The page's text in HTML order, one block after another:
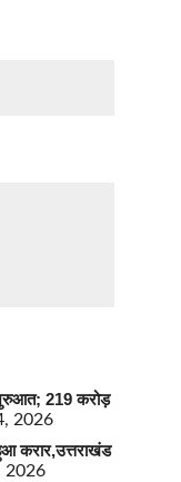
219 करोड़
2026
करार,उत्तराखंड
2026